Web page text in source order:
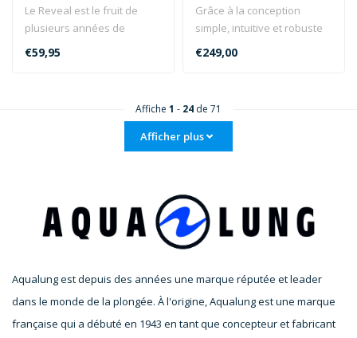
Le Reveal est le fruit de
plusieurs années de
recherche et de tests. Il est
dot..
€59,95
Grâce à la conception
simple, intuitive et robuste
de l'Aqua Lung i300C, vous ..
€249,00
Affiche 1 - 24 de 71
Afficher plus
Aqualung est depuis des années une marque réputée et leader
dans le monde de la plongée. À l'origine, Aqualung est une marque
française qui a débuté en 1943 en tant que concepteur et fabricant